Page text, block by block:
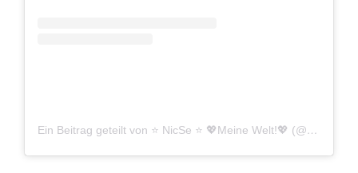
Ein Beitrag geteilt von ⭐️ NicSe ⭐️ 💖Meine Welt!💖 (@nseipel)